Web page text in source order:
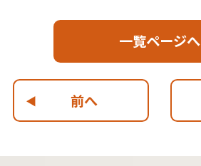
前へ
一覧ページへ